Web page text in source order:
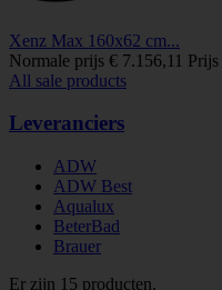
Xenz Max 160x62 cm...
Normale prijs € 7.156,11 Prijs
All sale products
Leveranciers
ADW
ADW Best
Aqualux
BeterBad
Brauer
Er zijn 15 producten.